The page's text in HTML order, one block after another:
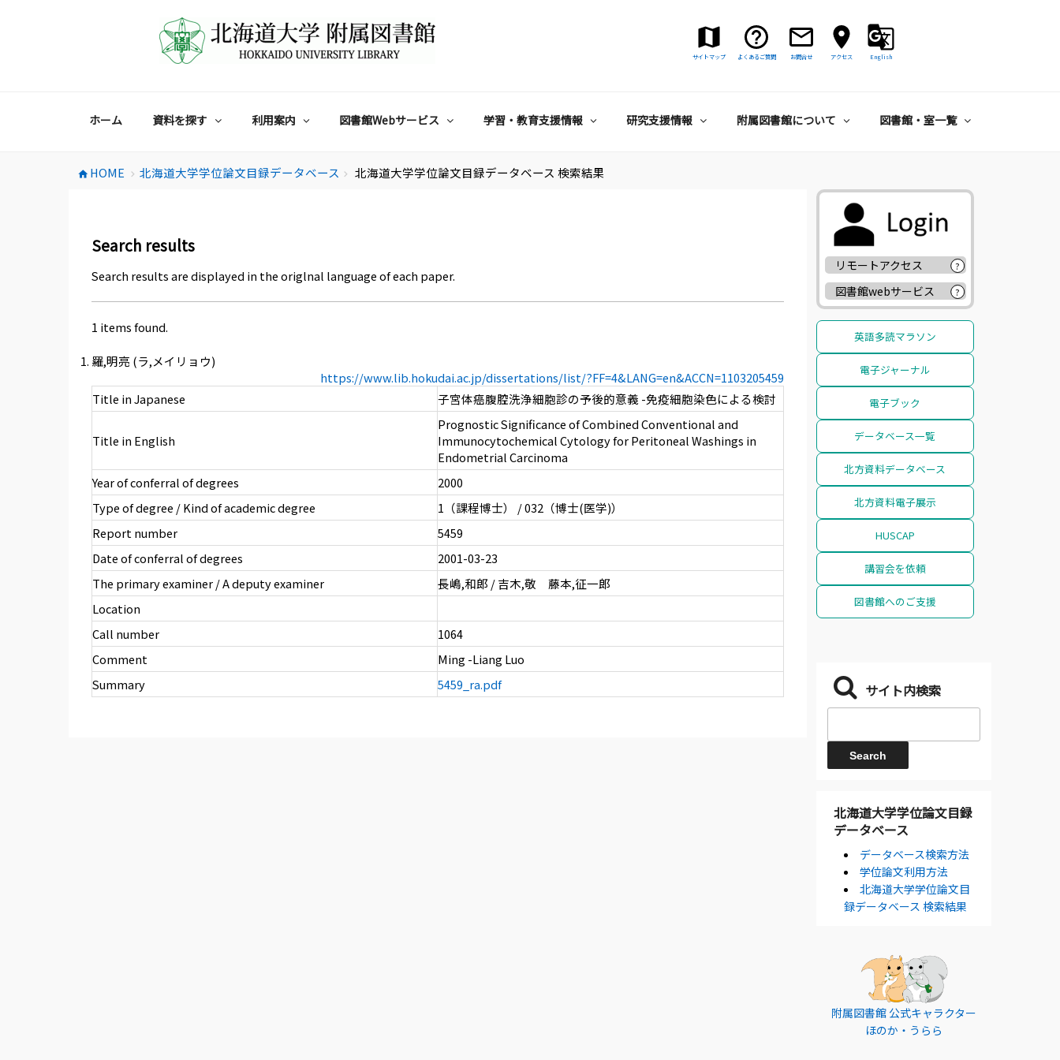
サイトマップ よくあるご質問 お問合せ アクセス English
ホーム 資料を探す 利用案内 図書館Webサービス 学習・教育支援情報 研究支援情報 附属図書館について 図書館・室一覧
home HOME chevron_right 北海道大学学位論文目録データベース chevron_right 北海道大学学位論文目録データベース 検索結果
Search results
Search results are displayed in the origlnal language of each paper.
1 items found.
羅,明亮 (ラ,メイリョウ)
https://www.lib.hokudai.ac.jp/dissertations/list/?FF=4&LANG=en&ACCN=1103205459
Title in Japanese
子宮体癌腹腔洗浄細胞診の予後的意義 -免疫細胞染色による検討
Title in English
Prognostic Significance of Combined Conventional and
Immunocytochemical Cytology for Peritoneal Washings in
Endometrial Carcinoma
Year of conferral of degrees
2000
Type of degree / Kind of academic degree
1（課程博士） / 032（博士(医学)）
Report number
5459
Date of conferral of degrees
2001-03-23
The primary examiner / A deputy examiner
長嶋,和郎 / 吉木,敬 藤本,征一郎
Location
Call number
1064
Comment
Ming -Liang Luo
Summary
5459_ra.pdf
リモートアクセス ?
図書館webサービス ?
英語多読マラソン
電子ジャーナル
電子ブック
データベース一覧
北方資料データベース
北方資料電子展示
HUSCAP
講習会を依頼
図書館へのご支援
サイト内検索
北海道大学学位論文目録
データベース
データベース検索方法
学位論文利用方法
北海道大学学位論文目
録データベース 検索結果
附属図書館 公式キャラクター
ほのか・うらら